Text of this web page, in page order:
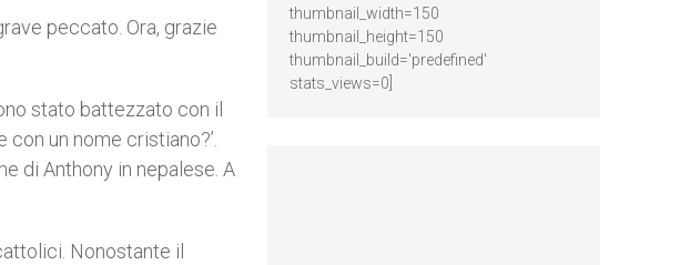
peccato. Ora, grazie
stato battezzato con il
un nome cristiano?’.
di Anthony in nepalese. A
Nonostante il
thumbnail_width=150
thumbnail_height=150
thumbnail_build='predefined'
stats_views=0]